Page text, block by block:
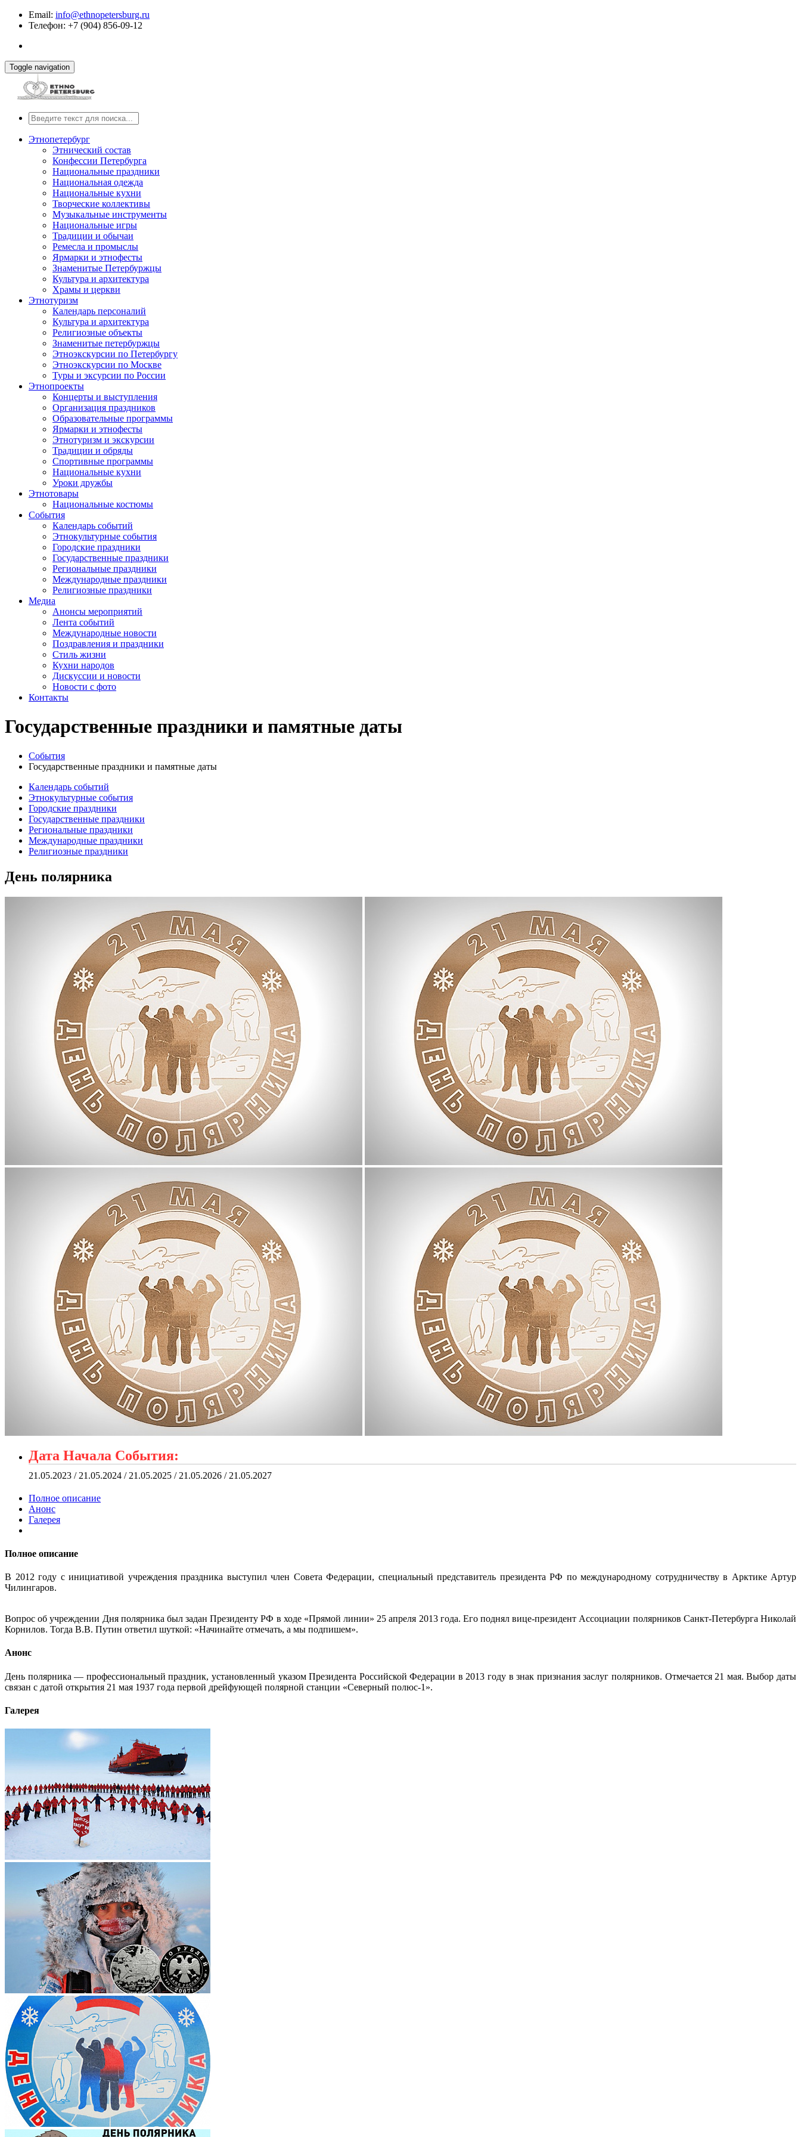
Email: info@ethnopetersburg.ru
Телефон: +7 (904) 856-09-12
Toggle navigation
Этнопетербург
Этнический состав
Конфессии Петербурга
Национальные праздники
Национальная одежда
Национальные кухни
Творческие коллективы
Музыкальные инструменты
Национальные игры
Традиции и обычаи
Ремесла и промыслы
Ярмарки и этнофесты
Знаменитые Петербуржцы
Культура и архитектура
Храмы и церкви
Этнотуризм
Календарь персоналий
Культура и архитектура
Религиозные объекты
Знаменитые петербуржцы
Этноэкскурсии по Петербургу
Этноэкскурсии по Москве
Туры и эксурсии по России
Этнопроекты
Концерты и выступления
Организация праздников
Образовательные программы
Ярмарки и этнофесты
Этнотуризм и экскурсии
Традиции и обряды
Спортивные программы
Национальные кухни
Уроки дружбы
Этнотовары
Национальные костюмы
События
Календарь событий
Этнокультурные события
Городские праздники
Государственные праздники
Региональные праздники
Международные праздники
Религиозные праздники
Медиа
Анонсы мероприятий
Лента событий
Международные новости
Поздравления и праздники
Cтиль жизни
Кухни народов
Дискуссии и новости
Новости с фото
Контакты
Государственные праздники и памятные даты
События
Государственные праздники и памятные даты
Календарь событий
Этнокультурные события
Городские праздники
Государственные праздники
Региональные праздники
Международные праздники
Религиозные праздники
День полярника
Дата Начала События:
21.05.2023 / 21.05.2024 / 21.05.2025 / 21.05.2026 / 21.05.2027
Полное описание
Анонс
Галерея
Полное описание
В 2012 году с инициативой учреждения праздника выступил член Совета Федерации, специальный представитель президента РФ по международному сотрудничеству в Арктике Артур
Чилингаров.
Вопрос об учреждении Дня полярника был задан Президенту РФ в ходе «Прямой линии» 25 апреля 2013 года. Его поднял вице-президент Ассоциации полярников Санкт-Петербурга Николай
Корнилов. Тогда В.В. Путин ответил шуткой: «Начинайте отмечать, а мы подпишем».
Анонс
День полярника — профессиональный праздник, установленный указом Президента Российской Федерации в 2013 году в знак признания заслуг полярников. Отмечается 21 мая. Выбор даты
связан с датой открытия 21 мая 1937 года первой дрейфующей полярной станции «Северный полюс-1».
Галерея